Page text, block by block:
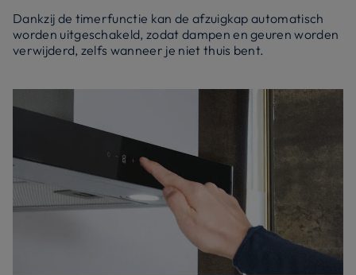
Dankzij de timerfunctie kan de afzuigkap automatisch
worden uitgeschakeld, zodat dampen en geuren worden
verwijderd, zelfs wanneer je niet thuis bent.